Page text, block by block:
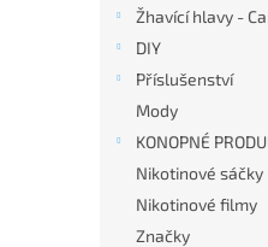
Žhavící hlavy -
DIY
Příslušenství
Mody
KONOPNÉ
Nikotinové sáčky
Nikotinové filmy
Značky